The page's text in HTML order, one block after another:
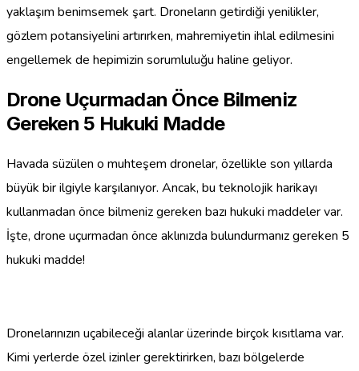
yaklaşım benimsemek şart. Droneların getirdiği yenilikler,
gözlem potansiyelini artırırken, mahremiyetin ihlal edilmesini
engellemek de hepimizin sorumluluğu haline geliyor.
Drone Uçurmadan Önce Bilmeniz
Gereken 5 Hukuki Madde
Havada süzülen o muhteşem dronelar, özellikle son yıllarda
büyük bir ilgiyle karşılanıyor. Ancak, bu teknolojik harikayı
kullanmadan önce bilmeniz gereken bazı hukuki maddeler var.
İşte, drone uçurmadan önce aklınızda bulundurmanız gereken 5
hukuki madde!
Dronelarınızın uçabileceği alanlar üzerinde birçok kısıtlama var.
Kimi yerlerde özel izinler gerektirirken, bazı bölgelerde